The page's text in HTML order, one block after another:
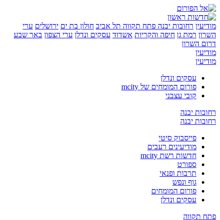
רחובות יבנהפתח תקווה תל אביב חולון בת ים ירושלים ערי
רמת גן חיפה והקריות אשדוד עסקים ונדלן ערי הצפון באר שבע
עסקים ונדלן
פורום המומחים של mcity
קובי עצבני
יבנה
יבנה
פייסבוק סיטי
מודיעינים רעבים
חדשות רשת mcity
ספורט
תרבות ופנאי
גוף ונפש
פורום המומחים
עסקים ונדלן